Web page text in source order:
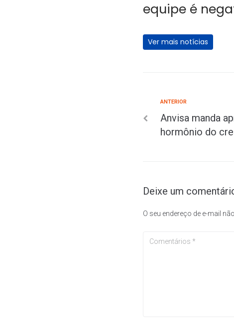
equipe é
Ver mais notícias
ANTERIOR
Anvisa manda
hormônio do
Deixe um
O seu endereço de e-mail